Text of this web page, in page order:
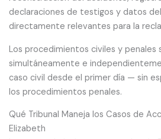
declaraciones de testigos y datos
directamente relevantes para la
Los procedimientos civiles y penales
simultáneamente e
caso civil desde el primer día — sin
los procedimientos penales.
Qué Tribunal Maneja los Casos de
Elizabeth